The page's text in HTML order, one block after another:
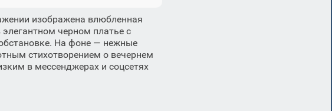
изображена влюбленная
черном платье с
На фоне — нежные
стихотворением о вечернем
в мессенджерах и соцсетях